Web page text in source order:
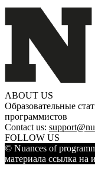
ABOUT US
Образовательные
программистов
Contact us:
FOLLOW US
© Nuances of
материала ссылка на